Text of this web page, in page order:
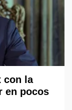
con la
en pocos